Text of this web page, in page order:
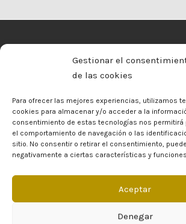
Gestionar el
de las cookies
Para ofrecer las mejores experiencias, utilizamos
cookies para almacenar y/o acceder a la
consentimiento de estas tecnologías nos
el comportamiento de navegación o las
sitio. No consentir o retirar el consentimiento,
negativamente a ciertas características y
Aceptar
Denegar
Copyright © 2026 The Art of Ribbon |